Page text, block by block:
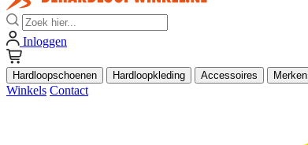
Zoek
Inloggen
Hardloopschoenen Hardloopkleding Accessoires Merken
Winkels Contact